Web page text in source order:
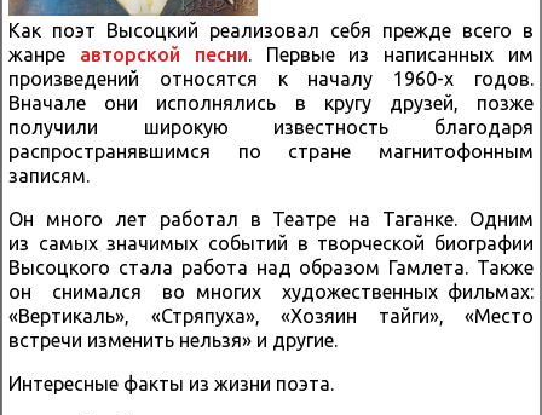
Как поэт Высоцкий реализовал себя прежде всего в
жанре авторской песни. Первые из написанных им
произведений относятся к началу 1960-х годов.
Вначале они исполнялись в кругу друзей, позже
получили широкую известность благодаря
распространявшимся по стране магнитофонным
записям.
Он много лет работал в Театре на Таганке. Одним
из самых значимых событий в творческой биографии
Высоцкого стала работа над образом Гамлета. Также
он снимался во многих художественных фильмах:
«Вертикаль», «Стряпуха», «Хозяин тайги», «Место
встречи изменить нельзя» и другие.
Интересные факты из жизни поэта.